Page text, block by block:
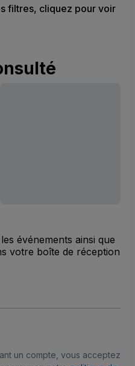
filtres, cliquez pour voir
événements ainsi que
votre boîte de réception
un compte, vous acceptez